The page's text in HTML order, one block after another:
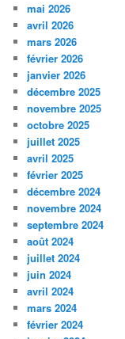
mai 2026
avril 2026
mars 2026
février 2026
janvier 2026
décembre 2025
novembre 2025
octobre 2025
juillet 2025
avril 2025
février 2025
décembre 2024
novembre 2024
septembre 2024
août 2024
juillet 2024
juin 2024
avril 2024
mars 2024
février 2024